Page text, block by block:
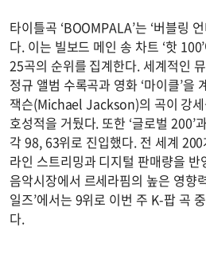
타이틀곡 ‘BOOMPALA’는 ‘버블링
다. 이는 빌보드 메인 송 차트 ‘핫
25곡의 순위를 집계한다. 세계적인
정규 앨범 수록곡과 영화 ‘마이클’을
잭슨(Michael Jackson)의 곡이 강
호성적을 거뒀다. 또한 ‘글로벌 200’
각 98, 63위로 진입했다. 전 세계
라인 스트리밍과 디지털 판매량을
음악시장에서 르세라핌의 높은 영향
일즈’에서는 9위로 이번 주 K-팝 곡
다.